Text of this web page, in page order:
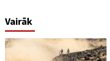
Vairāk